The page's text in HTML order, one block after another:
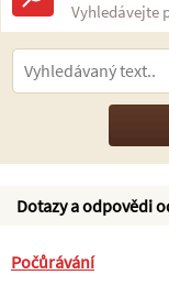
Vyhledávejte
Dotazy a odpovědi
Počůrávání